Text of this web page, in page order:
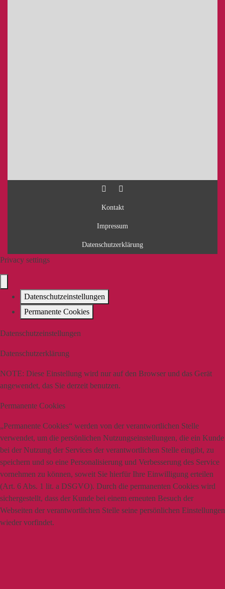
Kontakt
Impressum
Datenschutzerklärung
Privacy settings
Datenschutzeinstellungen
Permanente Cookies
Datenschutzeinstellungen
Datenschutzerklärung
NOTE: Diese Einstellung wird nur auf den Browser und das Gerät
angewendet, das Sie derzeit benutzen.
Permanente Cookies
„Permanente Cookies“ werden von der verantwortlichen Stelle
verwendet, um die persönlichen Nutzungseinstellungen, die ein Kunde
bei der Nutzung der Services der verantwortlichen Stelle eingibt, zu
speichern und so eine Personalisierung und Verbesserung des Service
vornehmen zu können, soweit Sie hierfür Ihre Einwilligung erteilen
(Art. 6 Abs. 1 lit. a DSGVO). Durch die permanenten Cookies wird
sichergestellt, dass der Kunde bei einem erneuten Besuch der
Webseiten der verantwortlichen Stelle seine persönlichen Einstellungen
wieder vorfindet.